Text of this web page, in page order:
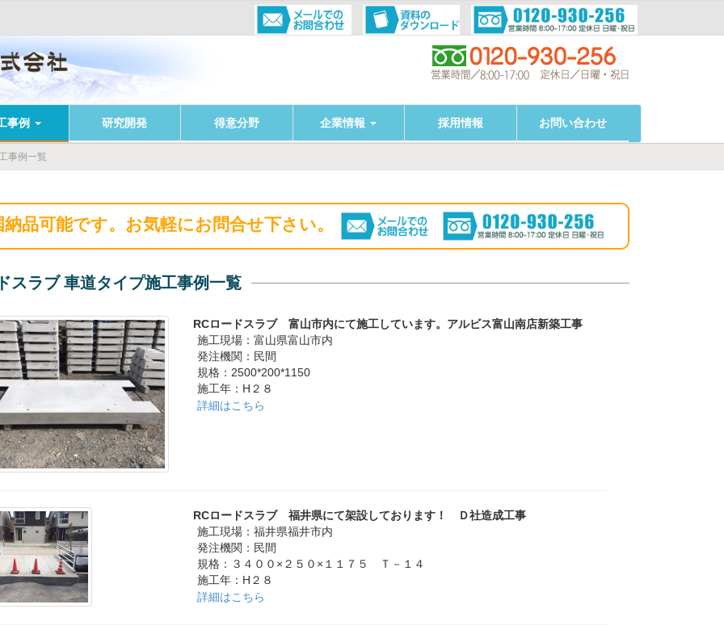
事例 研究開発 得意分野 企業情報 採用情報 お問い合わせ
事例一覧
納品可能です。お気軽にお問合せ下さい。
スラブ 車道タイプ施工事例一覧
RCロードスラブ 富山市内にて施工しています。アルビス富山南店新築工事
施工現場：富山県富山市内
発注機関：民間
規格：2500*200*1150
施工年：H２８
詳細はこちら
RCロードスラブ 福井県にて架設しております！ Ｄ社造成工事
施工現場：福井県福井市内
発注機関：民間
規格：３４００×２５０×１１７５ Ｔ－１４
施工年：H２８
詳細はこちら